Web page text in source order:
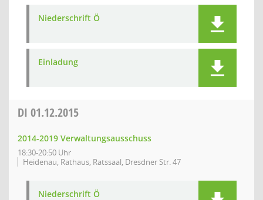
Niederschrift Ö
Einladung
DI 01.12.2015
2014-2019 Verwaltungsausschuss
18:30-20:50 Uhr
Heidenau, Rathaus, Ratssaal, Dresdner Str. 47
Niederschrift Ö